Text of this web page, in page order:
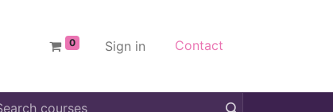
0 Sign in Contact